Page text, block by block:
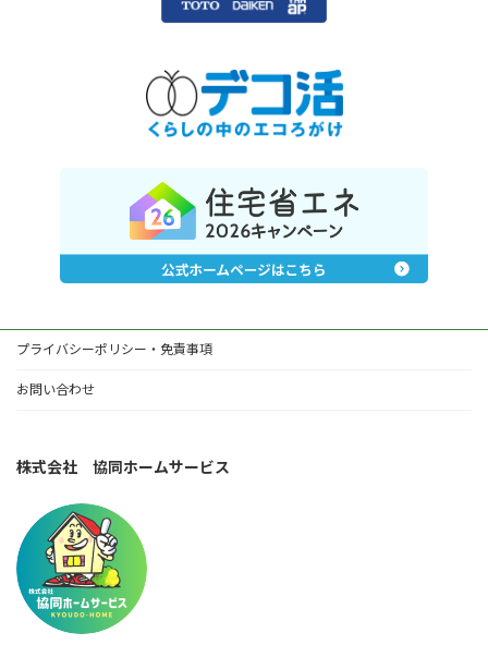
プライバシーポリシー・免責事項
お問い合わせ
株式会社 協同ホームサービス